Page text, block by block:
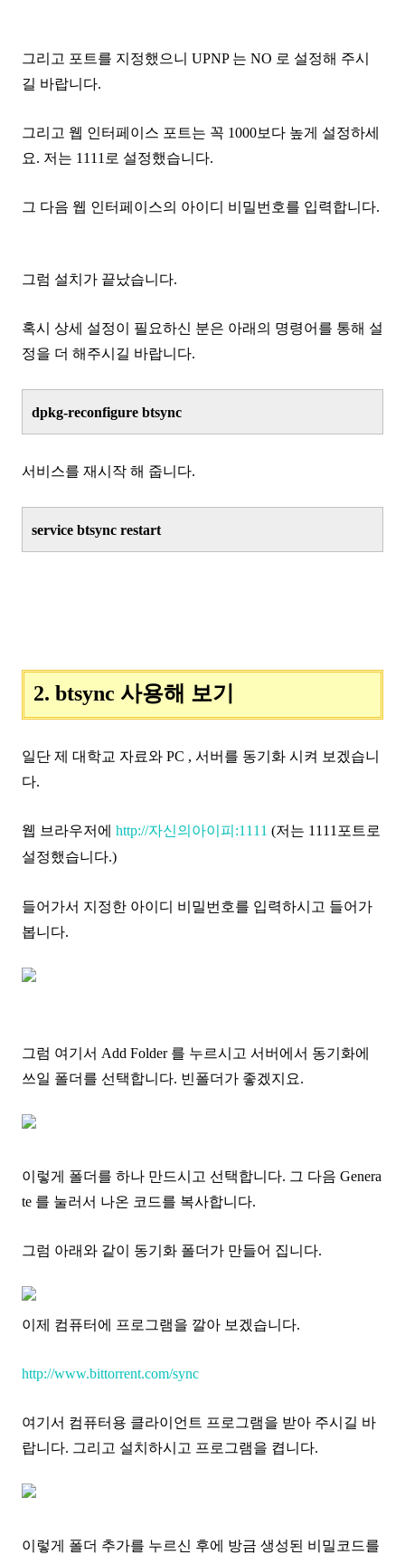
그리고 포트를 지정했으니 UPNP 는 NO 로 설정해 주시
길 바랍니다.
그리고 웹 인터페이스 포트는 꼭 1000보다 높게 설정하세
요. 저는 1111로 설정했습니다.
그 다음 웹 인터페이스의 아이디 비밀번호를 입력합니다.
그럼 설치가 끝났습니다.
혹시 상세 설정이 필요하신 분은 아래의 명령어를 통해 설
정을 더 해주시길 바랍니다.
dpkg-reconfigure btsync
서비스를 재시작 해 줍니다.
service btsync restart
2. btsync 사용해 보기
일단 제 대학교 자료와 PC , 서버를 동기화 시켜 보겠습니
다.
웹 브라우저에 http://자신의아이피:1111 (저는 1111포트로
설정했습니다.)
들어가서 지정한 아이디 비밀번호를 입력하시고 들어가
봅니다.
그럼 여기서 Add Folder 를 누르시고 서버에서 동기화에
쓰일 폴더를 선택합니다. 빈폴더가 좋겠지요.
이렇게 폴더를 하나 만드시고 선택합니다. 그 다음 Genera
te 를 눌러서 나온 코드를 복사합니다.
그럼 아래와 같이 동기화 폴더가 만들어 집니다.
이제 컴퓨터에 프로그램을 깔아 보겠습니다.
http://www.bittorrent.com/sync
여기서 컴퓨터용 클라이언트 프로그램을 받아 주시길 바
랍니다. 그리고 설치하시고 프로그램을 켭니다.
이렇게 폴더 추가를 누르신 후에 방금 생성된 비밀코드를